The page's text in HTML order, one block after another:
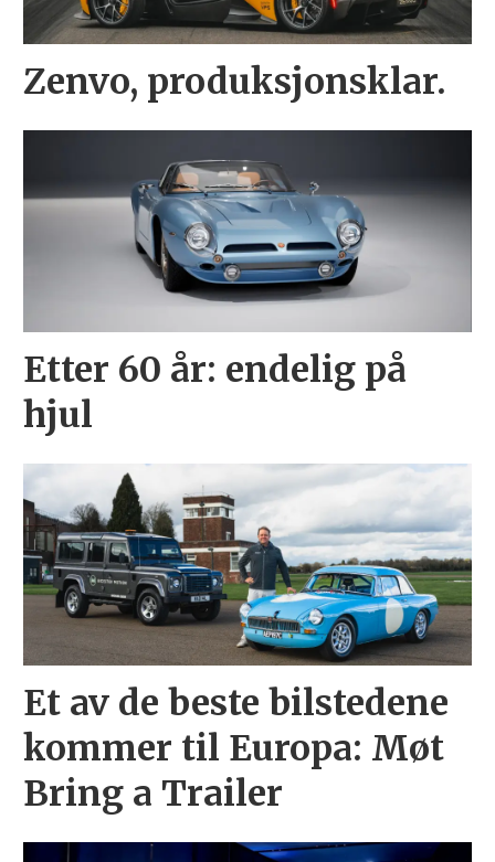
Zenvo, produksjonsklar.
Etter 60 år: endelig på
hjul
Et av de beste bilstedene
kommer til Europa: Møt
Bring a Trailer